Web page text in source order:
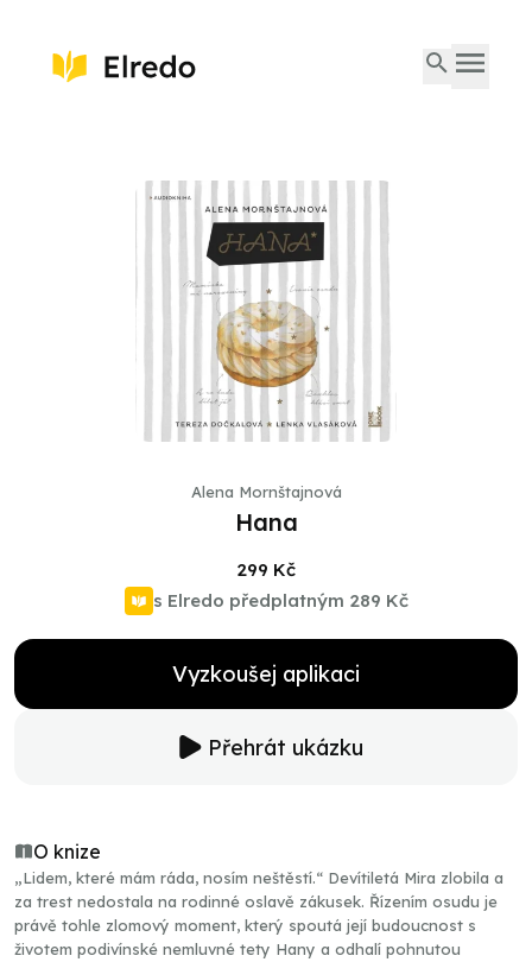
Alena Mornštajnová
Hana
299 Kč
s Elredo předplatným 289 Kč
Vyzkoušej aplikaci
Přehrát ukázku
O knize
„Lidem, které mám ráda, nosím neštěstí.“ Devítiletá Mira zlobila a
za trest nedostala na rodinné oslavě zákusek. Řízením osudu je
právě tohle zlomový moment, který spoutá její budoucnost s
životem podivínské nemluvné tety Hany a odhalí pohnutou